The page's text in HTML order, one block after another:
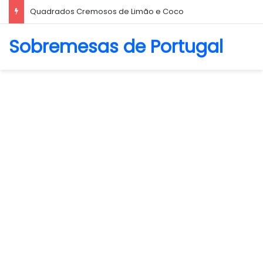
Biscoito Amanteigado
Sobremesas de Portugal